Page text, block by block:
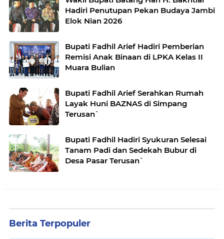
Hadiri Penutupan Pekan Budaya Jambi
Elok Nian 2026
Bupati Fadhil Arief Hadiri Pemberian
Remisi Anak Binaan di LPKA Kelas II
Muara Bulian
Bupati Fadhil Arief Serahkan Rumah
Layak Huni BAZNAS di Simpang
Terusan`
Bupati Fadhil Hadiri Syukuran Selesai
Tanam Padi dan Sedekah Bubur di
Desa Pasar Terusan`
Berita Terpopuler